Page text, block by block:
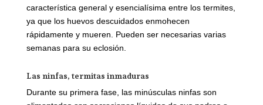
característica general y esencialísima entre los termites,
ya que los huevos descuidados enmohecen
rápidamente y mueren. Pueden ser necesarias varias
semanas para su eclosión.
Las ninfas, termitas inmaduras
Durante su primera fase, las minúsculas ninfas son